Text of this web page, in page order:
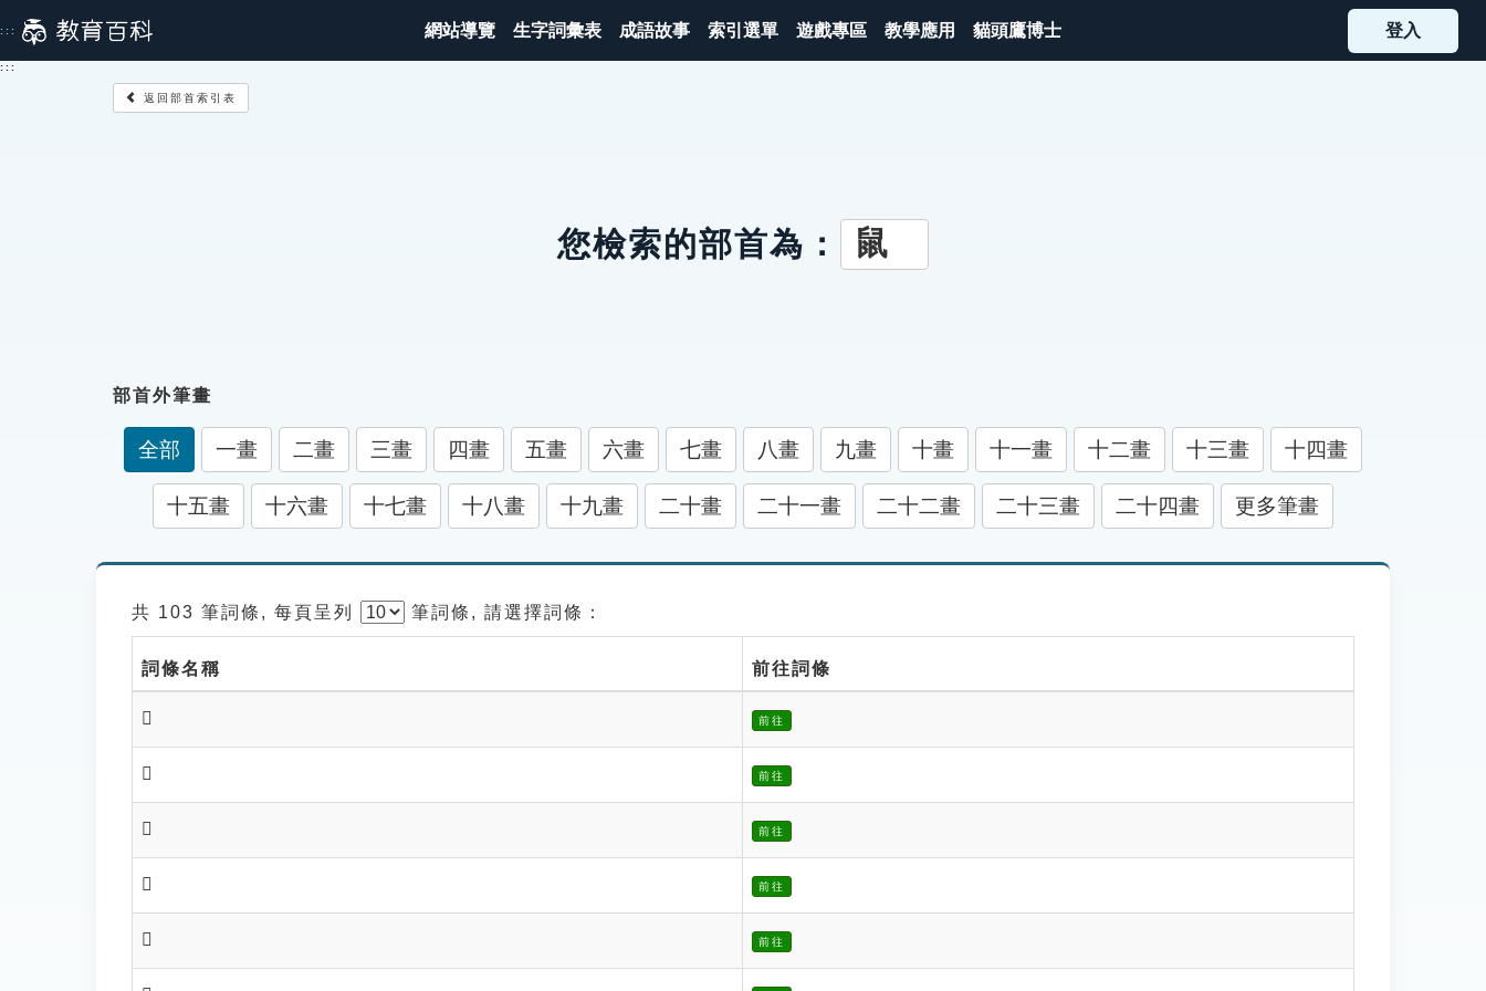
到
主
::: 網站導覽 生字詞彙表 成語故事 索引選單 遊戲專區 教學應用 貓頭鷹博士 登入
:::
返回部首索引表
您檢索的部首為： 鼠
部首外筆畫
全部 一畫 二畫 三畫 四畫 五畫 六畫 七畫 八畫 九畫 十畫 十一畫 十二畫 十三畫 十四畫
十五畫 十六畫 十七畫 十八畫 十九畫 二十畫 二十一畫 二十二畫 二十三畫 二十四畫 更多筆畫
共 103 筆詞條, 每頁呈列 筆詞條, 請選擇詞條：
詞條名稱 前往詞條
𪖀 前往
𪖁 前往
𪖂 前往
𪖃 前往
𪖅 前往